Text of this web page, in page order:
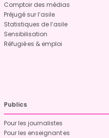
Comptoir des médias
Préjugé sur l’asile
Statistiques de l’asile
Sensibilisation
Réfugié·es & emploi
Publics
Pour les journalistes
Pour les enseignant·es